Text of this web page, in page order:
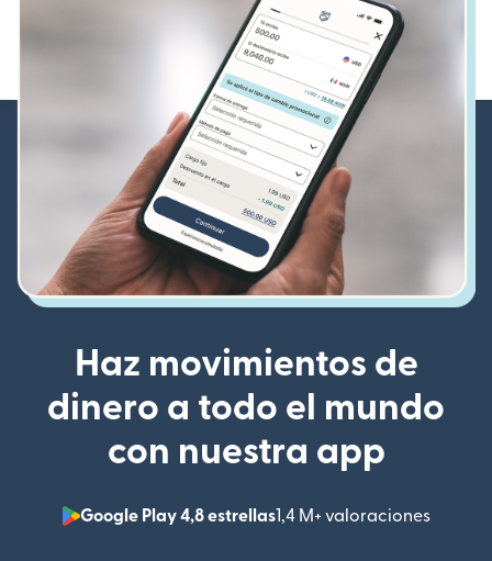
Haz movimientos de
dinero a todo el mundo
con nuestra app
Google Play 4,8 estrellas1,4 M+ valoraciones
(se